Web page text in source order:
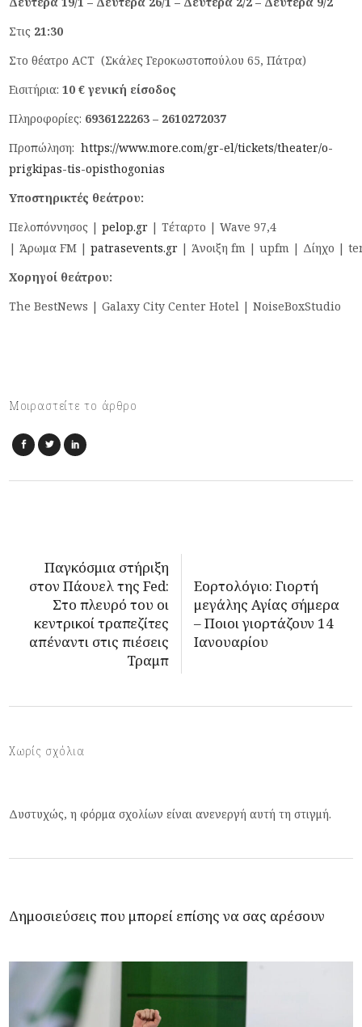
Στις 21:30
Στο θέατρο ACT (Σκάλες Γεροκωστοπούλου 65, Πάτρα)
Εισιτήρια:10 € γενική είσοδος
Πληροφορίες: 6936122263 – 2610272037
Προπώληση:https://www.more.com/gr-el/tickets/theater/o-
prigkipas-tis-opisthogonias
Υποστηρικτές θεάτρου:
Πελοπόννησος |pelop.gr | Τέταρτο | Wave 97,4
| Άρωμα FM |patrasevents.gr | Άνοιξη fm | upfm | Δίηχο |
Χορηγοί θεάτρου:
The BestNews | Galaxy City Center Hotel | NoiseBoxStudio
Μοιραστείτε το άρθρο
Παγκόσμια στήριξη
στον Πάουελ της Fed:
Στο πλευρό του οι
κεντρικοί τραπεζίτες
απέναντι στις πιέσεις
Τραμπ
Εορτολόγιο: Γιορτή
μεγάλης Αγίας σήμερα
– Ποιοι γιορτάζουν 14
Ιανουαρίου
Χωρίς σχόλια
Δυστυχώς, η φόρμα σχολίων είναι ανενεργή αυτή τη στιγμή.
Δημοσιεύσεις που μπορεί επίσης να σας αρέσουν